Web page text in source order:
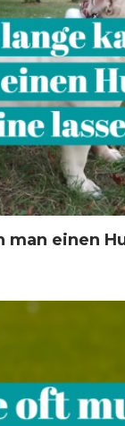
man einen